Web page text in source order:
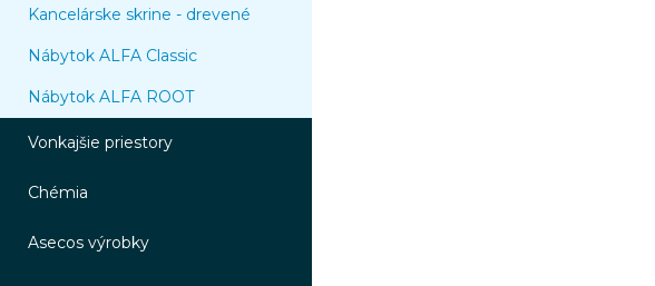
Kancelárske skrine - drevené
Nábytok ALFA Classic
Nábytok ALFA ROOT
Vonkajšie priestory
Chémia
Asecos výrobky